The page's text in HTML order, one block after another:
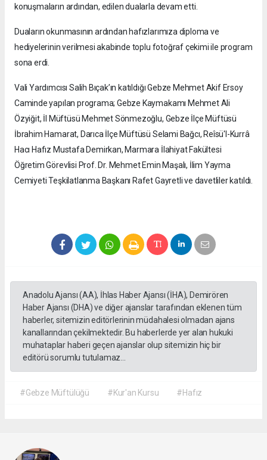
konuşmaların ardından, edilen dualarla devam etti.
Duaların okunmasının ardından hafızlarımıza diploma ve
hediyelerinin verilmesi akabinde toplu fotoğraf çekimi ile program
sona erdi.
Vali Yardımcısı Salih Bıçak’ın katıldığı Gebze Mehmet Akif Ersoy
Caminde yapılan programa; Gebze Kaymakamı Mehmet Ali
Özyiğit, İl Müftüsü Mehmet Sönmezoğlu, Gebze İlçe Müftüsü
İbrahim Hamarat, Darıca İlçe Müftüsü Selami Bağcı, Reîsü'l-Kurrâ
Hacı Hafız Mustafa Demirkan, Marmara İlahiyat Fakültesi
Öğretim Görevlisi Prof. Dr. Mehmet Emin Maşalı, İlim Yayma
Cemiyeti Teşkilatlanma Başkanı Rafet Gayretli ve davetliler katıldı.
Anadolu Ajansı (AA), İhlas Haber Ajansı (İHA), Demirören
Haber Ajansı (DHA) ve diğer ajanslar tarafından eklenen tüm
haberler, sitemizin editörlerinin müdahalesi olmadan ajans
kanallarından çekilmektedir. Bu haberlerde yer alan hukuki
muhataplar haberi geçen ajanslar olup sitemizin hiç bir
editörü sorumlu tutulamaz...
#Gebze Müftülüğü #Kur'an Kursu #Hafız